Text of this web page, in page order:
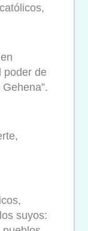
poder de
suyos: